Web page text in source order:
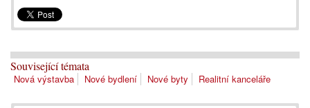
Související témata
Nová výstavba Nové bydlení Nové byty Realitní kanceláře